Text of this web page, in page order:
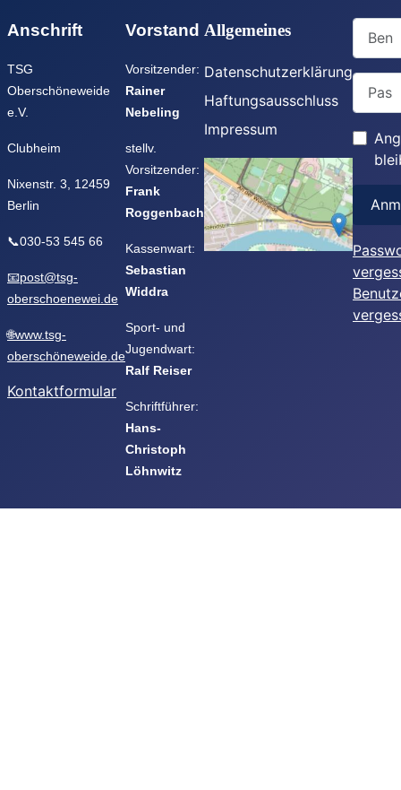
Anschrift
TSG
Oberschöneweide
e.V.
Clubheim
Nixenstr. 3, 12459
Berlin
📞030-53 545 66
📧post@tsg-
oberschoenewei.de
🌐www.tsg-
oberschöneweide.de
Kontaktformular
Vorstand
Vorsitzender:
Rainer
Nebeling
stellv.
Vorsitzender:
Frank
Roggenbach
Kassenwart:
Sebastian
Widdra
Sport- und
Jugendwart:
Ralf Reiser
Schriftführer:
Hans-
Christoph
Löhnwitz
Allgemeines
Datenschutzerklärung
Haftungsausschluss
Impressum